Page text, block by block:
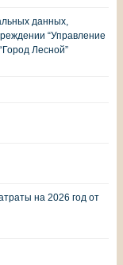
данных,
“Управление
Лесной”
на 2026 год от